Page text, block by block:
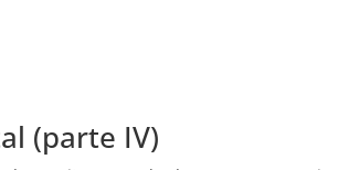
(parte IV)